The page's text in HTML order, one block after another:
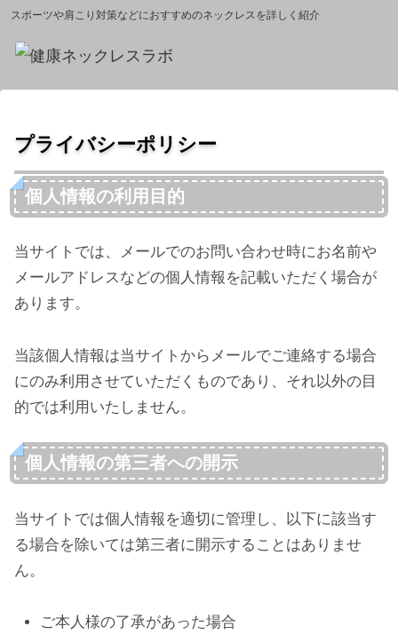
スポーツや肩こり対策などにおすすめのネックレスを詳しく紹介
プライバシーポリシー
個人情報の利用目的
当サイトでは、メールでのお問い合わせ時にお名前や
メールアドレスなどの個人情報を記載いただく場合が
あります。
当該個人情報は当サイトからメールでご連絡する場合
にのみ利用させていただくものであり、それ以外の目
的では利用いたしません。
個人情報の第三者への開示
当サイトでは個人情報を適切に管理し、以下に該当す
る場合を除いては第三者に開示することはありませ
ん。
ご本人様の了承があった場合